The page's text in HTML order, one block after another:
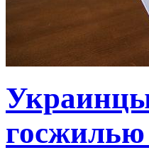
Украинцы